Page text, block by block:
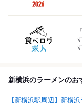
新横浜のラーメンのお
【新横浜駅周辺】新横